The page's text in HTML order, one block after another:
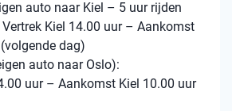
auto naar Kiel – 5 uur rijden
Kiel 14.00 uur – Aankomst
dag)
auto naar Oslo):
uur – Aankomst Kiel 10.00 uur